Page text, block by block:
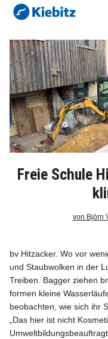
Kiebitz-Online
Lokales
Aktuelles E-Paper
Anzeigenpreise
Meine Region
Freie Schule
von Björn
bv Hitzacker. Wo vor
und Staubwolken in der
Treiben. Bagger ziehen
formen kleine
beobachten, wie sich ihr
„Das hier ist nicht